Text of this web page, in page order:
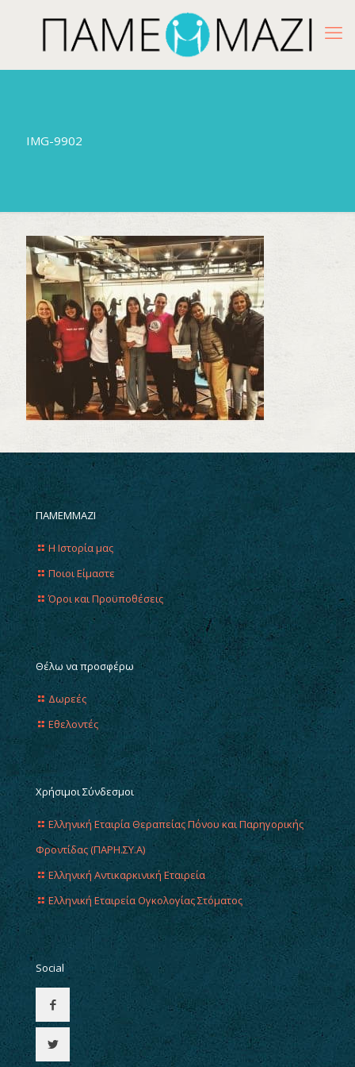
IMG-9902
ΠΑΜΕΜΜΑΖΙ
Η Ιστορία μας
Ποιοι Είμαστε
Όροι και Προϋποθέσεις
Θέλω να προσφέρω
Δωρεές
Εθελοντές
Χρήσιμοι Σύνδεσμοι
Ελληνική Εταιρία Θεραπείας Πόνου και Παρηγορικής
Φροντίδας (ΠΑΡΗ.ΣΥ.Α)
Ελληνική Αντικαρκινική Εταιρεία
Ελληνική Εταιρεία Ογκολογίας Στόματος
Social